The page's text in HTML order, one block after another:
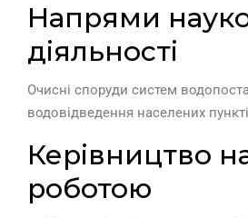
Напрями
діяльності
Очисні споруди систем
водовідведення населених
Керівництво
роботою